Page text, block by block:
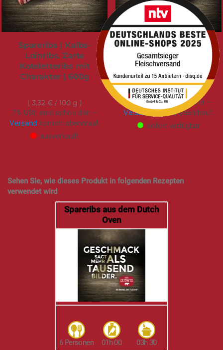
Spareribs | Kalbs-
Loinribs. Zarte
Koteletteribs mit
Charakter | 600g
3,32 €/ 100 g
7% USt. sind schon drin –
Versandkommt obendrauf.
ausverkauft
Boston Butt. Ideal für
zartes Pulled Pork.
Frischluftstall. 6.000g
109,95 €
18,32 €/ 1 kg
7% USt. sind schon drin –
Versand
kommt obendrauf.
sofort verfügbar
Sehen Sie, wie dieses Produkt in folgenden Rezepten
verwendet wird
Spareribs aus dem Dutch
Oven
6 Personen 01h 00 03h 30